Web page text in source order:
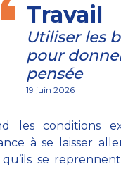
Travail
Utiliser les
pour
pensée
19 juin 2026
les conditions
à se laisser
se